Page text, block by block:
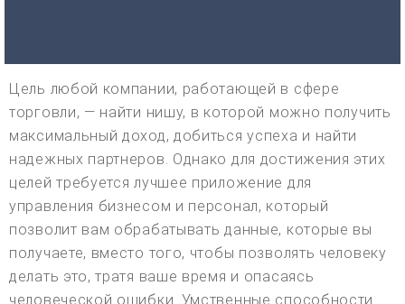
Цель любой компании, работающей в сфере
торговли, — найти нишу, в которой можно получить
максимальный доход, добиться успеха и найти
надежных партнеров. Однако для достижения этих
целей требуется лучшее приложение для
управления бизнесом и персонал, который
позволит вам обрабатывать данные, которые вы
получаете, вместо того, чтобы позволять человеку
делать это, тратя ваше время и опасаясь
человеческой ошибки. Умственные способности